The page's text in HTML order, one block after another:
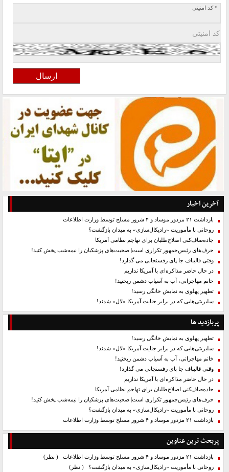
* کد امنیتی
آخرین اخبار
بازداشت ۲۱ مزدور موساد و ۴ شرور مسلح توسط وزارت اطلاعات
روحانی با مأموریت «رادیکال‌سازی» به میدان بازگشت؟
جاده‌صاف‌کنی اصلاح‌طلبان برای تهاجم نظامی آمریکا
حرف‌های رئیس‌جمهور تکراری است| صحبت‌های پزشکیان را نیمه‌شب پخش کنید!
وقتی قالیباف جا پای رفسنجانی می گذارد!
در حال حاضر مذاکره‌ای با آمریکا نداریم
خانم مهاجرانی، آب به آسیاب دشمن ریختید!
تطهیر پهلوی به نمایش خانگی رسید!
سلبریتی‌هایی که در برابر جنایت آمریکا «لال» شدند!
پربازدید ها
تطهیر پهلوی به نمایش خانگی رسید!
سلبریتی‌هایی که در برابر جنایت آمریکا «لال» شدند!
خانم مهاجرانی، آب به آسیاب دشمن ریختید!
وقتی قالیباف جا پای رفسنجانی می گذارد!
در حال حاضر مذاکره‌ای با آمریکا نداریم
جاده‌صاف‌کنی اصلاح‌طلبان برای تهاجم نظامی آمریکا
حرف‌های رئیس‌جمهور تکراری است| صحبت‌های پزشکیان را نیمه‌شب پخش کنید!
روحانی با مأموریت «رادیکال‌سازی» به میدان بازگشت؟
بازداشت ۲۱ مزدور موساد و ۴ شرور مسلح توسط وزارت اطلاعات
پربحث ترین عناوین
بازداشت ۲۱ مزدور موساد و ۴ شرور مسلح توسط وزارت اطلاعات
( نظر)
روحانی با مأموریت «رادیکال‌سازی» به میدان بازگشت؟ ( نظر)